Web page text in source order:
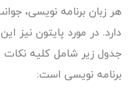
هر زبان برنامه نویسی،
دارد. در مورد پایتون نیز
جدول زیر شامل کلیه
برنامه نویسی است: